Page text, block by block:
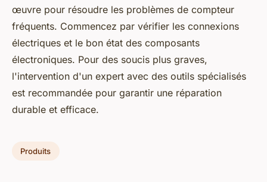
œuvre pour résoudre les problèmes de compteur
fréquents. Commencez par vérifier les connexions
électriques et le bon état des composants
électroniques. Pour des soucis plus graves,
l'intervention d'un expert avec des outils spécialisés
est recommandée pour garantir une réparation
durable et efficace.
Produits